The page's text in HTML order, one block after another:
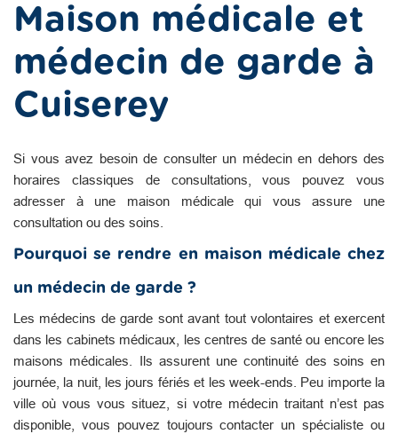
Maison médicale et
médecin de garde à
Cuiserey
Si vous avez besoin de consulter un médecin en dehors des
horaires classiques de consultations, vous pouvez vous
adresser à une maison médicale qui vous assure une
consultation ou des soins.
Pourquoi se rendre en maison médicale chez
un médecin de garde ?
Les médecins de garde sont avant tout volontaires et exercent
dans les cabinets médicaux, les centres de santé ou encore les
maisons médicales. Ils assurent une continuité des soins en
journée, la nuit, les jours fériés et les week-ends. Peu importe la
ville où vous vous situez, si votre médecin traitant n’est pas
disponible, vous pouvez toujours contacter un spécialiste ou